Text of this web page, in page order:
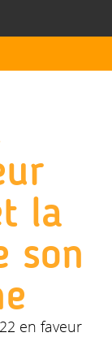
la
son
en faveur